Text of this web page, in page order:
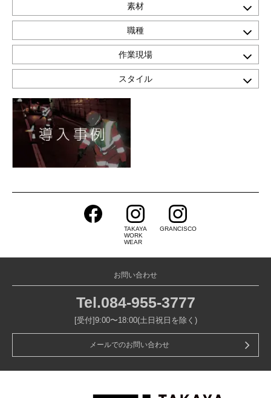
素材
職種
作業現場
スタイル
TAKAYA
WORK
WEAR
GRANCISCO
お問い合わせ
Tel.084-955-3777
[受付]9:00〜18:00(土日祝日を除く)
メールでのお問い合わせ